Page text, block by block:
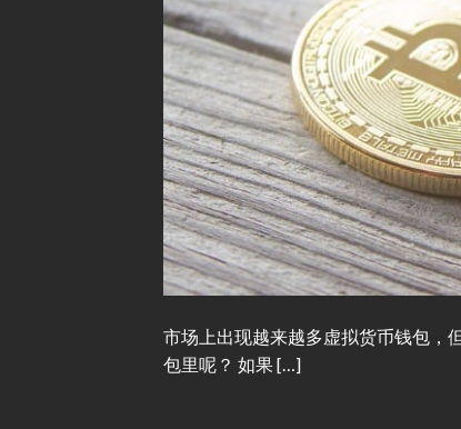
市场上出现越来越多虚拟货币钱包，
包里呢？ 如果 […]